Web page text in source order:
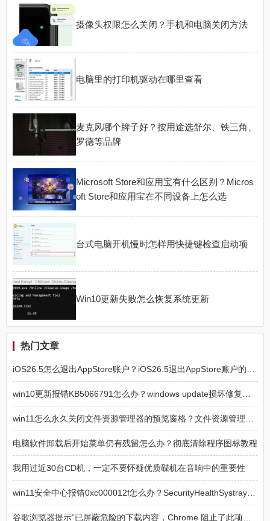
摄像头权限怎么关闭？手机和电脑关闭方法
电脑里的打印机驱动在哪里查看
麦克风哪个牌子好？按用途选舒尔、铁三角、
罗德等品牌
Microsoft Store和应用宝有什么区别？Micros
oft Store和应用宝在不同设备上怎么选
台式电脑开机慢时怎样用快捷键检查启动项
Win10更新失败怎么恢复系统更新
热门文章
电脑软件卸载后开始菜单仍有残留怎么办？彻底清除程序图标教程
我用过近30台CD机，一定不要怀疑优质碟机在音响中的重要性